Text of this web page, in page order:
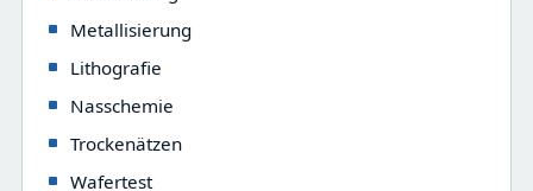
Metallisierung
Lithografie
Nasschemie
Trockenätzen
Wafertest